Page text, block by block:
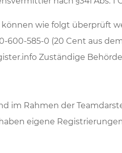
wie folgt überprüft
600-585-0 (20 Cent aus
Zuständige
im Rahmen der
eigene